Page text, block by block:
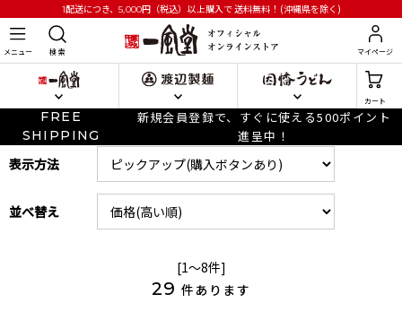
1配送につき、5,000円 （税込）以上購入で送料無料！(沖縄県を除く)
メニュー 検 索 マイページ
カート
FREE
SHIPPING
新規会員登録で、すぐに使える500ポイント
進呈中！
表示方法
並べ替え
[1～8件]
29 件あります